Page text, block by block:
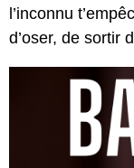
l’inconnu
d’oser, de sortir